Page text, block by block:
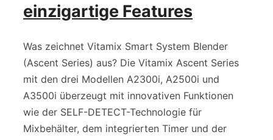
einzigartige Features
Was zeichnet Vitamix Smart System Blender
(Ascent Series) aus? Die Vitamix Ascent Series
mit den drei Modellen A2300i, A2500i und
A3500i überzeugt mit innovativen Funktionen
wie der SELF-DETECT-Technologie für
Mixbehälter, dem integrierten Timer und der